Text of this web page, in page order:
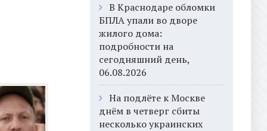
В Краснодаре обломки
БПЛА упали во дворе
жилого дома:
подробности на
сегодняшний день,
06.08.2026
На подлёте к Москве
днём в четверг сбиты
несколько украинских